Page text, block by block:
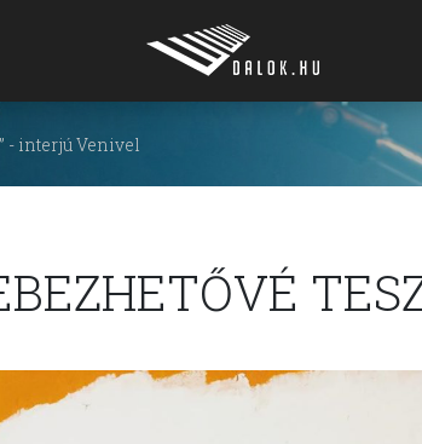
- interjú Venivel